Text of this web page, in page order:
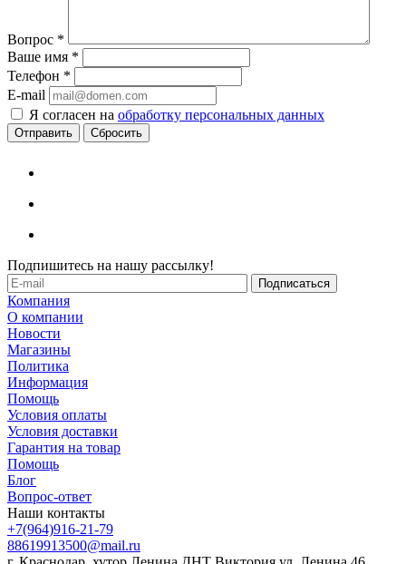
Вопрос *
Ваше имя *
Телефон *
E-mail
Я согласен на обработку персональных данных
Сбросить
Подпишитесь на нашу рассылку!
Компания
О компании
Новости
Магазины
Политика
Информация
Помощь
Условия оплаты
Условия доставки
Гарантия на товар
Помощь
Блог
Вопрос-ответ
Наши контакты
+7(964)916-21-79
88619913500@mail.ru